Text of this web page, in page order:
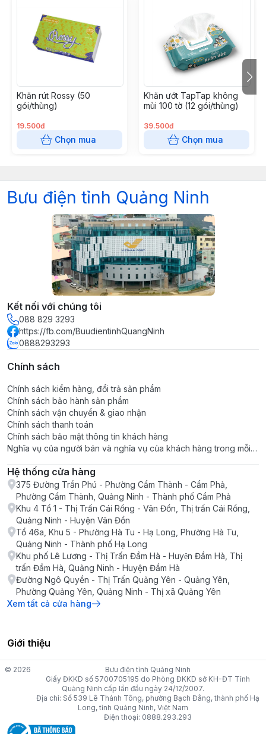
Khăn rút Rossy (50
gói/thùng)
19.500đ
Chọn mua
Khăn ướt TapTap không
mùi 100 tờ (12 gói/thùng)
39.500đ
Chọn mua
Bưu điện tỉnh Quảng Ninh
Kết nối với chúng tôi
088 829 3293
https://fb.com/BuudientinhQuangNinh
0888293293
Chính sách
Chính sách kiểm hàng, đổi trả sản phẩm
Chính sách bảo hành sản phẩm
Chính sách vận chuyển & giao nhận
Chính sách thanh toán
Chính sách bảo mật thông tin khách hàng
Nghĩa vụ của người bán và nghĩa vụ của khách hàng trong mỗi
Hệ thống cửa hàng
375 Đường Trần Phú - Phường Cẩm Thành - Cẩm Phả,
Phường Cẩm Thành, Quảng Ninh - Thành phố Cẩm Phả
Khu 4 Tổ 1 - Thị Trấn Cái Rồng - Vân Đồn, Thị trấn Cái Rồng,
Quảng Ninh - Huyện Vân Đồn
Tổ 46a, Khu 5 - Phường Hà Tu - Hạ Long, Phường Hà Tu,
Quảng Ninh - Thành phố Hạ Long
Khu phố Lê Lương - Thị Trấn Đầm Hà - Huyện Đầm Hà, Thị
trấn Đầm Hà, Quảng Ninh - Huyện Đầm Hà
Đường Ngô Quyền - Thị Trấn Quảng Yên - Quảng Yên,
Phường Quảng Yên, Quảng Ninh - Thị xã Quảng Yên
Xem tất cả cửa hàng
Giới thiệu
© 2026
Bưu điện tỉnh Quảng Ninh
Giấy ĐKKD số 5700705195 do Phòng ĐKKD sở KH-ĐT Tỉnh
Quảng Ninh cấp lần đầu ngày 24/12/2007.
Địa chỉ: Số 539 Lê Thánh Tông, phường Bạch Đằng, thành phố Hạ
Long, tỉnh Quảng Ninh, Việt Nam
Điện thoại: 0888.293.293